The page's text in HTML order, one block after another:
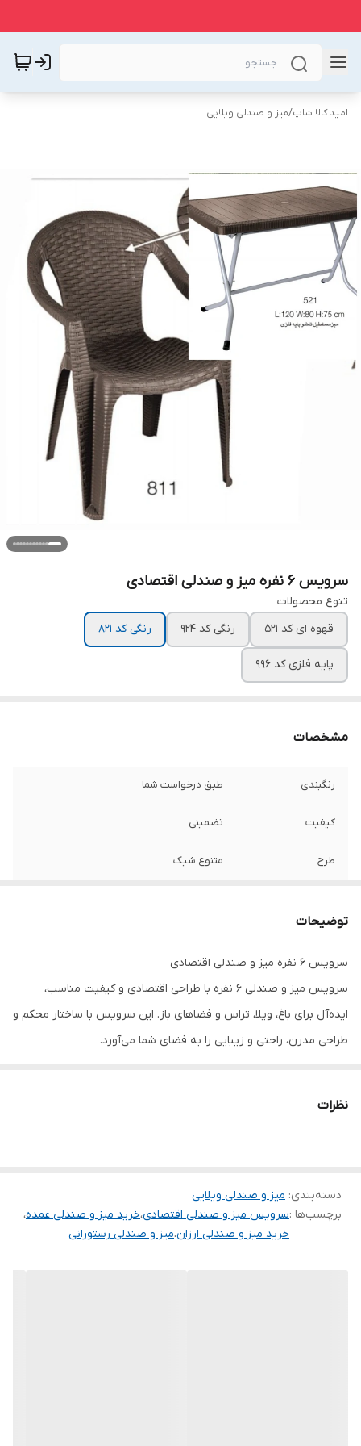
امید کالا شاپ/میز و صندلی ویلایی
سرویس ۶ نفره میز و صندلی اقتصادی
تنوع محصولات
قهوه ای کد ۵۲۱
رنگی کد ۹۲۴ رنگی کد ۸۲۱
پایه فلزی کد ۹۹۶
مشخصات
رنگبندی طبق درخواست شما
کیفیت تضمینی
طرح متنوع شیک
توضیحات
سرویس ۶ نفره میز و صندلی اقتصادی
سرویس میز و صندلی ۶ نفره با طراحی اقتصادی و کیفیت مناسب،
ایده‌آل برای باغ، ویلا، تراس و فضاهای باز. این سرویس با ساختار محکم و
طراحی مدرن، راحتی و زیبایی را به فضای شما می‌آورد.
✅ نصب آسان و نگهداری راحت
🏡 بهترین انتخاب برای فضای باز شما
نظرات
دسته‌بندی: میز و صندلی ویلایی
برچسب‌ها :سرویس میز و صندلی اقتصادی،خرید میز و صندلی عمده،
خرید میز و صندلی ارزان،میز و صندلی رستورانی